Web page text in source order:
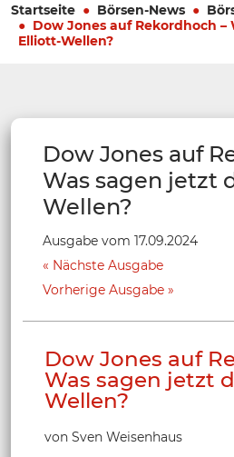
Startseite Börsen-News
Dow Jones auf Rekordhoch –
Elliott-Wellen?
Dow Jones auf
Was sagen jetzt
Wellen?
Ausgabe vom 17.09.2024
Nächste Ausgabe
Vorherige Ausgabe
Dow Jones auf
Was sagen jetzt
Wellen?
von Sven Weisenhaus